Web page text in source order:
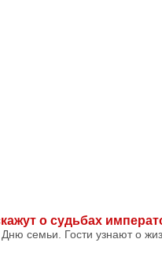
о судьбах
Дню семьи. Гости узнают о